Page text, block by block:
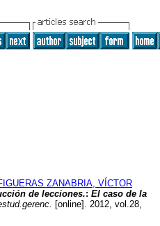
ZANABRIA, VÍCTOR
de lecciones.: El caso de la
[online]. 2012, vol.28,